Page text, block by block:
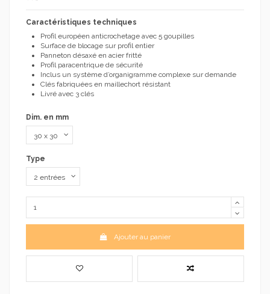
Caractéristiques techniques
Profil européen anticrochetage avec 5 goupilles
Surface de blocage sur profil entier
Panneton désaxé en acier fritté
Profil paracentrique de sécurité
Inclus un système d’organigramme complexe sur demande
Clés fabriquées en maillechort résistant
Livré avec 3 clés
Dim. en mm
Type
Ajouter au panier